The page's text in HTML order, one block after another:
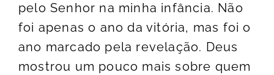
pelo Senhor na minha infância. Não
foi apenas o ano da vitória, mas foi o
ano marcado pela revelação. Deus
mostrou um pouco mais sobre quem